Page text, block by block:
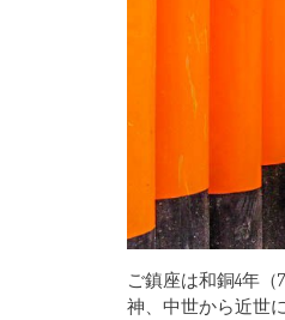
ご鎮座は和銅4年
神、中世から近世